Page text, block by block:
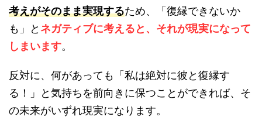
考えがそのまま実現するため、「復縁できないか
も」と ネガティブに考えると、それが現実になって
しまいます。
反対に、何があっても「私は絶対に彼と復縁す
る！」と気持ちを前向きに保つことができれば、そ
の未来がいずれ現実になります。